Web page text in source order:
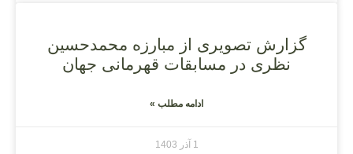
گزارش تصویری از مبارزه محمدحسین
نظری در مسابقات قهرمانی جهان
ادامه مطلب »
1 آذر 1403